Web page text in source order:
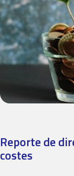
Reporte de
costes